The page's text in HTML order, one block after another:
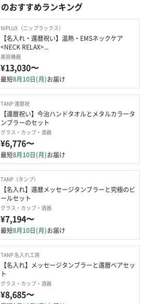
おすすめランキング
NIPLUX（ニップラックス）
【名入れ・還暦祝い】温熱・EMSネックケア
<NECK RELAX>...
美容機器
¥13,030〜
最短8月10日(月)お届け
TANP 還暦祝
【還暦祝い】今治ハンドタオルとメタルカラータ
ンブラーのセット
グラス・カップ・酒器
¥6,776〜
最短8月10日(月)お届け
TANP（タンプ）
【名入れ】還暦メッセージタンブラーと究極のビ
ールセット
グラス・カップ・酒器
¥7,194〜
最短8月10日(月)お届け
TANP 名入れ工房
【名入れ】メッセージタンブラーと還暦ベアセッ
ト
グラス・カップ・酒器
¥8,685〜